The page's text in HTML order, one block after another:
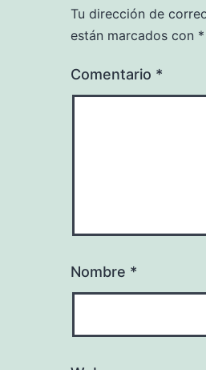
Tu dirección de
están marcados con *
Comentario *
Nombre *